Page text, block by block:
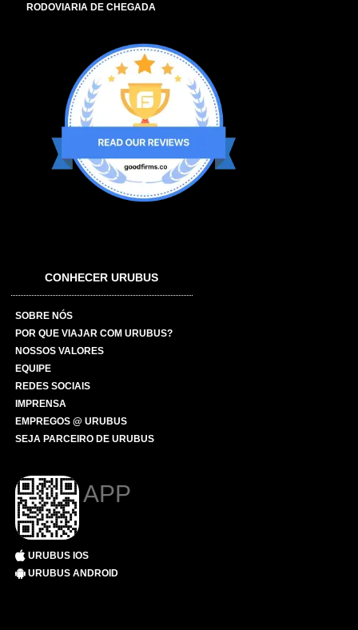
RODOVIARIA DE CHEGADA
CONHECER URUBUS
SOBRE NÓS
POR QUE VIAJAR COM URUBUS?
NOSSOS VALORES
EQUIPE
REDES SOCIAIS
IMPRENSA
EMPREGOS @ URUBUS
SEJA PARCEIRO DE URUBUS
APP
URUBUS IOS
URUBUS ANDROID